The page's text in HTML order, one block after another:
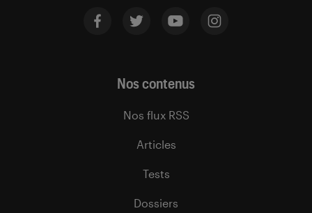
Nos contenus
Nos flux RSS
Articles
Tests
Dossiers